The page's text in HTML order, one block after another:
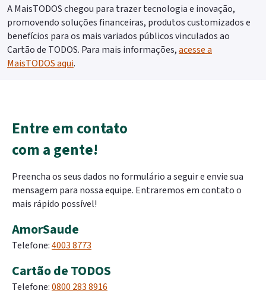
A MaisTODOS chegou para trazer tecnologia e inovação,
promovendo soluções financeiras, produtos customizados e
benefícios para os mais variados públicos vinculados ao
Cartão de TODOS. Para mais informações,acesse a
MaisTODOS aqui.
Entre em contato
com a gente!
Preencha os seus dados no formulário a seguir e envie sua
mensagem para nossa equipe. Entraremos em contato o
mais rápido possível!
AmorSaude
Telefone:4003 8773
Cartão de TODOS
Telefone:0800 283 8916